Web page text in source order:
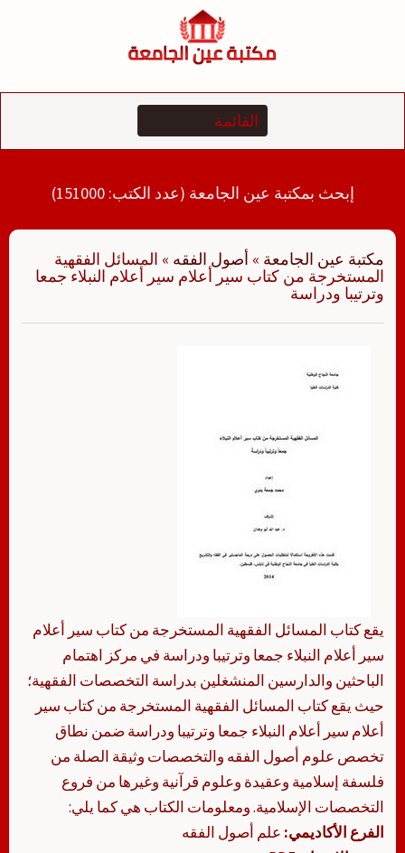
إبحث بمكتبة عين الجامعة (عدد الكتب: 151000)
مكتبة عين الجامعة » أصول الفقه » المسائل الفقهية
المستخرجة من كتاب سير أعلام سير أعلام النبلاء جمعا
وترتيبا ودراسة
يقع كتاب المسائل الفقهية المستخرجة من كتاب سير أعلام
سير أعلام النبلاء جمعا وترتيبا ودراسة في مركز اهتمام
الباحثين والدارسين المنشغلين بدراسة التخصصات الفقهية؛
حيث يقع كتاب المسائل الفقهية المستخرجة من كتاب سير
أعلام سير أعلام النبلاء جمعا وترتيبا ودراسة ضمن نطاق
تخصص علوم أصول الفقه والتخصصات وثيقة الصلة من
فلسفة إسلامية وعقيدة وعلوم قرآنية وغيرها من فروع
التخصصات الإسلامية. ومعلومات الكتاب هي كما يلي:
الفرع الأكاديمي: علم أصول الفقه